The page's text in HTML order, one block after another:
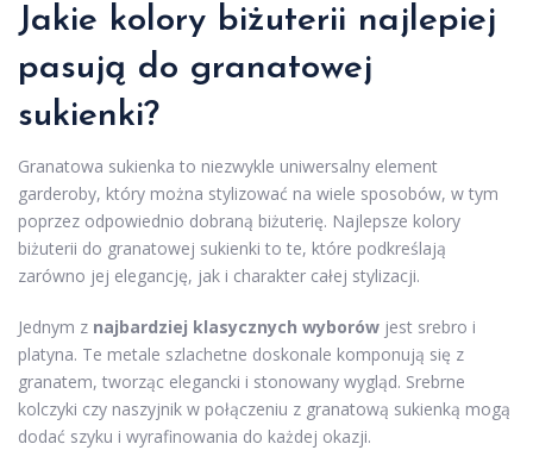
Jakie kolory biżuterii najlepiej
pasują do granatowej
sukienki?
Granatowa sukienka to niezwykle uniwersalny element
garderoby, który można stylizować na wiele sposobów, w tym
poprzez odpowiednio dobraną biżuterię. Najlepsze kolory
biżuterii do granatowej sukienki to te, które podkreślają
zarówno jej elegancję, jak i charakter całej stylizacji.
Jednym z najbardziej klasycznych wyborów jest srebro i
platyna. Te metale szlachetne doskonale komponują się z
granatem, tworząc elegancki i stonowany wygląd. Srebrne
kolczyki czy naszyjnik w połączeniu z granatową sukienką mogą
dodać szyku i wyrafinowania do każdej okazji.